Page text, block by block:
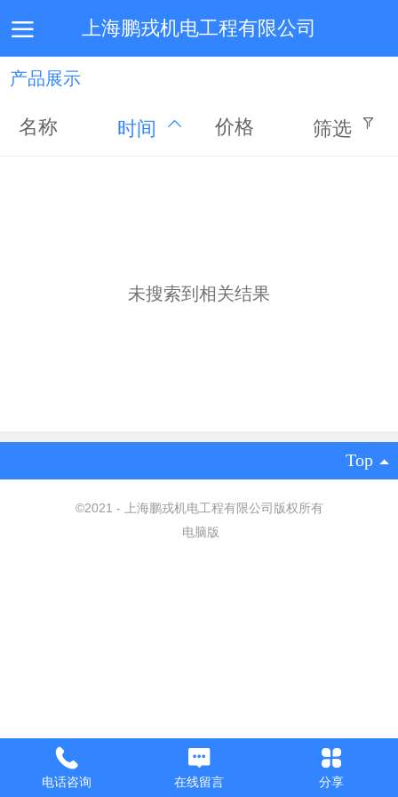
上海鹏戎机电工程有限公司
首页
产品展示
名称 时间 价格 筛选
未搜索到相关结果
Top
©2021 - 上海鹏戎机电工程有限公司版权所有
电脑版
电话咨询 在线留言 分享